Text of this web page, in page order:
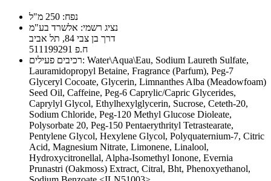
נפח: 250 מ"ל
נציג רשמי: אלשרד בע"מ
דרך בן צבי 84, תל אביב
ח.פ 511199291
רכיבים פעילים: Water\Aqua\Eau, Sodium Laureth Sulfate,
Lauramidopropyl Betaine, Fragrance (Parfum), Peg-7
Glyceryl Cocoate, Glycerin, Limnanthes Alba (Meadowfoam)
Seed Oil, Caffeine, Peg-6 Caprylic/Capric Glycerides,
Caprylyl Glycol, Ethylhexylglycerin, Sucrose, Ceteth-20,
Sodium Chloride, Peg-120 Methyl Glucose Dioleate,
Polysorbate 20, Peg-150 Pentaerythrityl Tetrastearate,
Pentylene Glycol, Hexylene Glycol, Polyquaternium-7, Citric
Acid, Magnesium Nitrate, Limonene, Linalool,
Hydroxycitronellal, Alpha-Isomethyl Ionone, Evernia
Prunastri (Oakmoss) Extract, Citral, Bht, Phenoxyethanol,